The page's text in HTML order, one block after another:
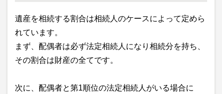
遺産を相続する割合は相続人のケースによって定めら
れています。
まず、配偶者は必ず法定相続人になり相続分を持ち、
その割合は財産の全てです。
次に、配偶者と第1順位の法定相続人がいる場合に